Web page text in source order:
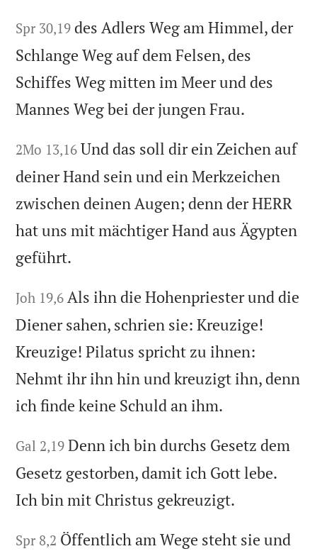
Spr 30,19 des Adlers Weg am Himmel, der
Schlange Weg auf dem Felsen, des
Schiffes Weg mitten im Meer und des
Mannes Weg bei der jungen Frau.
2Mo 13,16 Und das soll dir ein Zeichen auf
deiner Hand sein und ein Merkzeichen
zwischen deinen Augen; denn der HERR
hat uns mit mächtiger Hand aus Ägypten
geführt.
Joh 19,6 Als ihn die Hohenpriester und die
Diener sahen, schrien sie: Kreuzige!
Kreuzige! Pilatus spricht zu ihnen:
Nehmt ihr ihn hin und kreuzigt ihn, denn
ich finde keine Schuld an ihm.
Gal 2,19 Denn ich bin durchs Gesetz dem
Gesetz gestorben, damit ich Gott lebe.
Ich bin mit Christus gekreuzigt.
Spr 8,2 Öffentlich am Wege steht sie und